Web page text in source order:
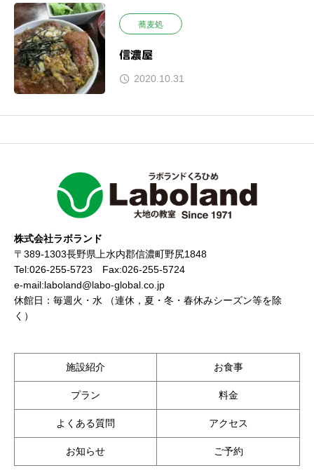
蕎麦処
信濃屋
2020.10.31
株式会社ラボランド
〒389-1303長野県上水内郡信濃町野尻1848
Tel:026-255-5723 Fax:026-255-5724
e-mail:laboland@labo-global.co.jp
休館日：毎週火・水 （連休，夏・冬・春休みシーズン等を除
く）
施設紹介 お食事
プラン 料金
よくある質問 アクセス
お知らせ ご予約